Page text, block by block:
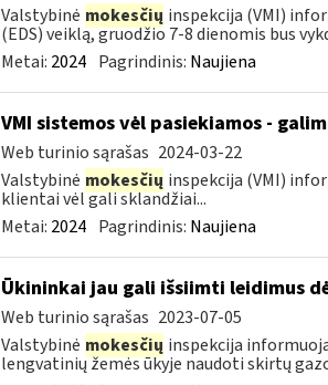
Valstybinė mokesčių inspekcija (VMI)
(EDS) veiklą, gruodžio 7-8 dienomis bus
Metai: 2024 Pagrindinis: Naujiena
VMI sistemos vėl pasiekiamos -
Web turinio sąrašas 2024-03-22
Valstybinė mokesčių inspekcija (VMI)
klientai vėl gali sklandžiai...
Metai: 2024 Pagrindinis: Naujiena
Ūkininkai jau gali išsiimti leidimus
Web turinio sąrašas 2023-07-05
Valstybinė mokesčių inspekcija
lengvatinių žemės ūkyje naudoti skirtų